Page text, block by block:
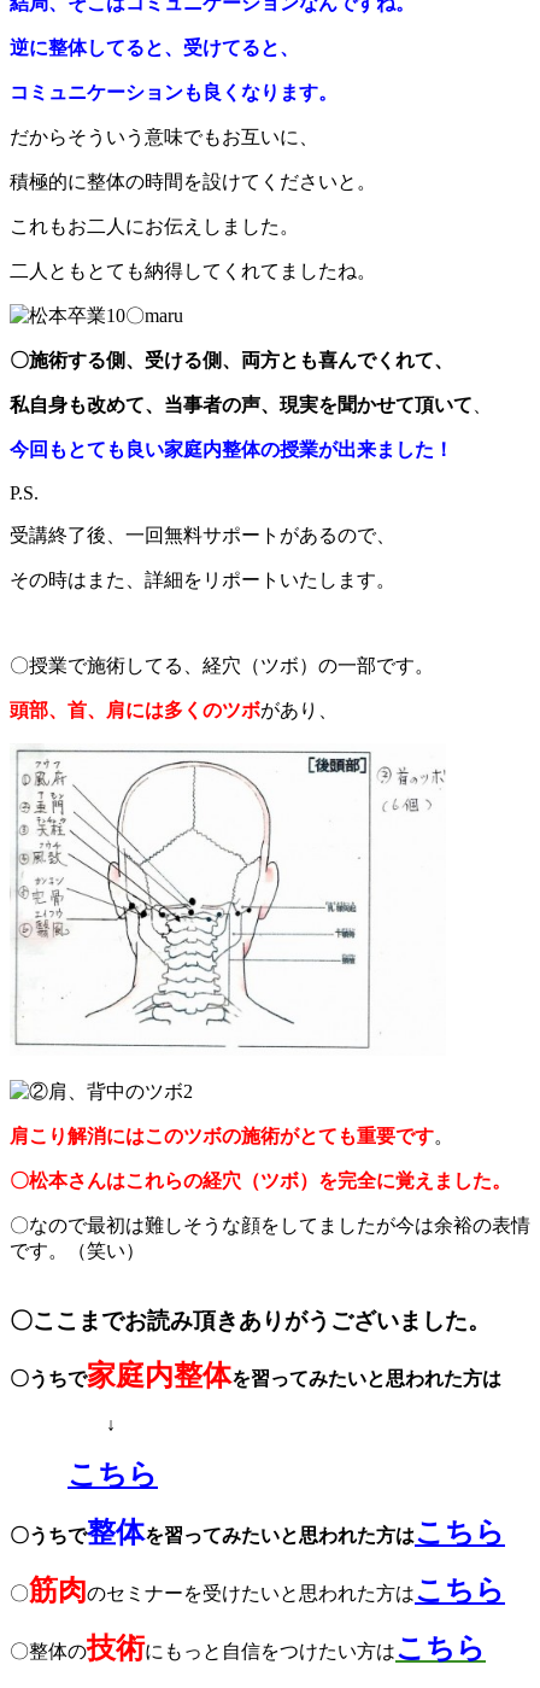
逆に整体してると、受けてると、
コミュニケーションも良くなります。
だからそういう意味でもお互いに、
積極的に整体の時間を設けてくださいと。
これもお二人にお伝えしました。
二人ともとても納得してくれてましたね。
〇施術する側、受ける側、両方とも喜んでくれて、
私自身も改めて、当事者の声、現実を聞かせて頂いて
今回もとても良い家庭内整体の授業が出来ました！
P.S.
受講終了後、一回無料サポートがあるので、
その時はまた、詳細をリポートいたします。
〇授業で施術してる、経穴（ツボ）の一部です。
頭部、首、肩には多くのツボがあり、
肩こり解消にはこのツボの施術がとても重要です。
〇松本さんはこれらの経穴（ツボ）を完全に覚えました。
〇なので最初は難しそうな顔をしてましたが今は余裕の表情
です。（笑い）
〇ここまでお読み頂きありがうございました。
〇うちで家庭内整体を習ってみたいと思われた方は
↓
こちら
〇うちで整体を習ってみたいと思われた方はこちら
〇筋肉のセミナーを受けたいと思われた方はこちら
〇整体の技術にもっと自信をつけたい方はこちら